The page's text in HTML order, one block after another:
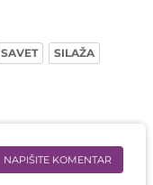
SAVET
SILAŽA
NAPIŠITE KOMENTAR